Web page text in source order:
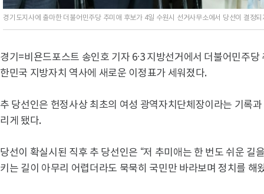
경기도지사에 출마한 더불어민주당 추미애 후보가 4일 수원시 선거사무소에서 당선이 결정
경기=비욘드포스트 송인호 기자 6·3 지방선거에서 더불어민주
한민국 지방자치 역사에 새로운 이정표가 세워졌다.
추 당선인은 헌정사상 최초의 여성 광역자치단체장이라는 기록
리게 됐다.
당선이 확실시된 직후 추 당선인은 “저 추미애는 한 번도 쉬운 길
키는 길이 아무리 어렵더라도 묵묵히 국민만 바라보며 정치를 해